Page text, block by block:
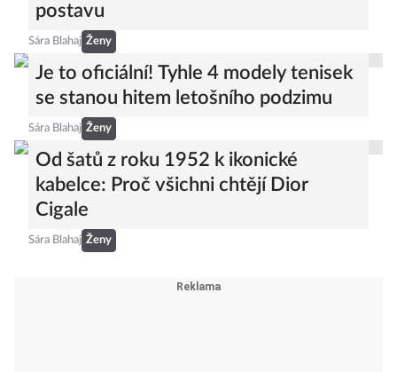
postavu
Sára Blahaj Ženy
Je to oficiální! Tyhle 4 modely tenisek
se stanou hitem letošního podzimu
Sára Blahaj Ženy
Od šatů z roku 1952 k ikonické
kabelce: Proč všichni chtějí Dior
Cigale
Sára Blahaj Ženy